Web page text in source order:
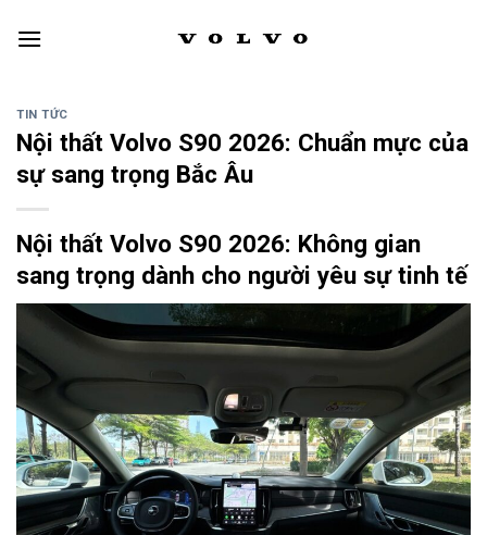
TIN TỨC
Nội thất Volvo S90 2026: Chuẩn mực của
sự sang trọng Bắc Âu
Nội thất Volvo S90 2026: Không gian
sang trọng dành cho người yêu sự tinh tế